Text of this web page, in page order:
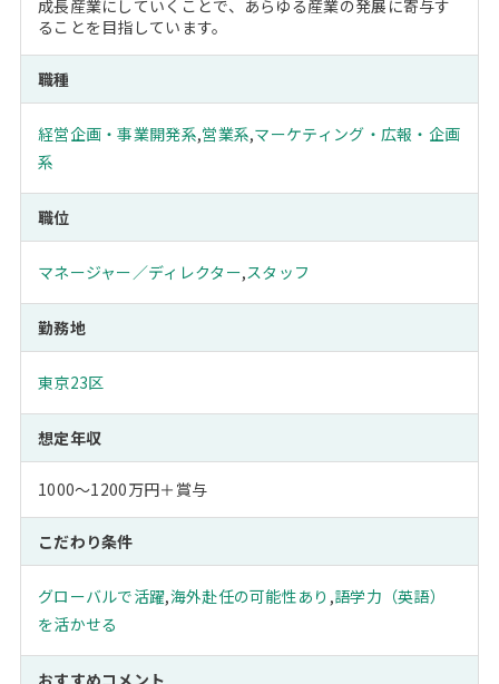
成長産業にしていくことで、あらゆる産業の発展に寄与す
ることを目指しています。
職種
経営企画・事業開発系,営業系,マーケティング・広報・企画
系
職位
マネージャー／ディレクター,スタッフ
勤務地
東京23区
想定年収
1000～1200万円＋賞与
こだわり条件
グローバルで活躍,海外赴任の可能性あり ,語学力（英語）
を活かせる
おすすめコメント